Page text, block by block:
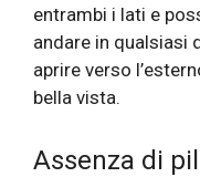
entrambi i lati e
andare in qualsiasi
aprire verso
bella vista.
Assenza di